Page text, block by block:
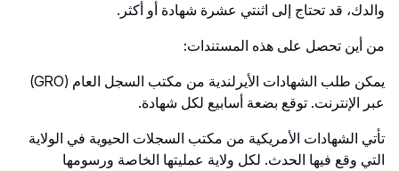
والدك، قد تحتاج إلى اثنتي عشرة شهادة أو أكثر.
من أين تحصل على هذه المستندات:
يمكن طلب الشهادات الأيرلندية من مكتب السجل العام (GRO)
عبر الإنترنت. توقع بضعة أسابيع لكل شهادة.
تأتي الشهادات الأمريكية من مكتب السجلات الحيوية في الولاية
التي وقع فيها الحدث. لكل ولاية عمليتها الخاصة ورسومها